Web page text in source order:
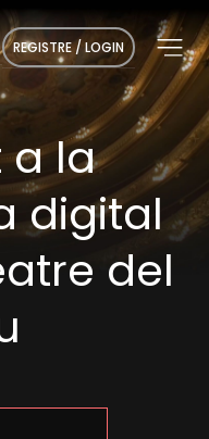
REGISTRE / LOGIN
a la
digital
del